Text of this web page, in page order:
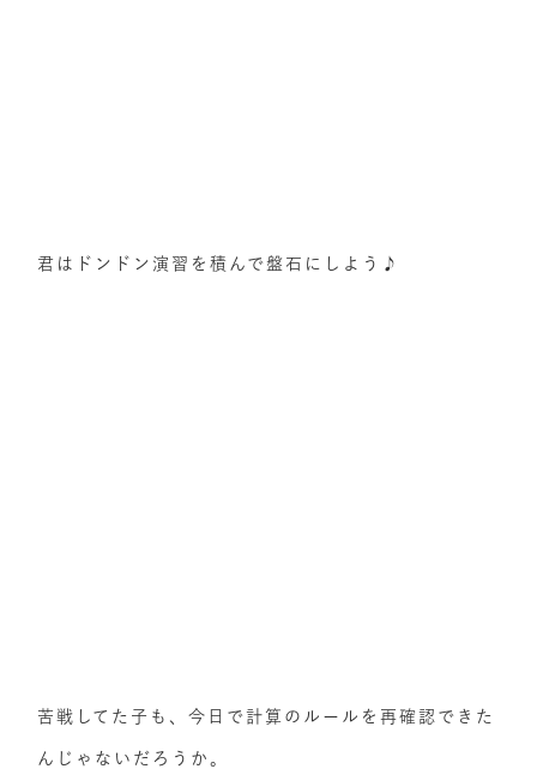
君はドンドン演習を積んで盤石にしよう♪
苦戦してた子も、今日で計算のルールを再確認できた
んじゃないだろうか。